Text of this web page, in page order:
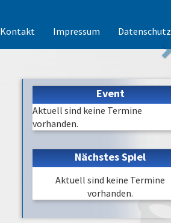
Kontakt Impressum Datenschutz
Event
Aktuell sind keine Termine
vorhanden.
Nächstes Spiel
Aktuell sind keine Termine
vorhanden.